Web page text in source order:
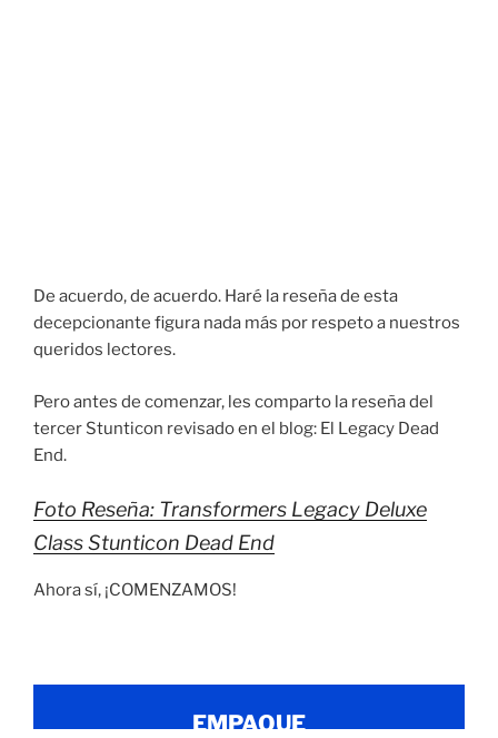
De acuerdo, de acuerdo. Haré la reseña de esta
decepcionante figura nada más por respeto a nuestros
queridos lectores.
Pero antes de comenzar, les comparto la reseña del
tercer Stunticon revisado en el blog: El Legacy Dead
End.
Foto Reseña: Transformers Legacy Deluxe
Class Stunticon Dead End
Ahora sí, ¡COMENZAMOS!
EMPAQUE